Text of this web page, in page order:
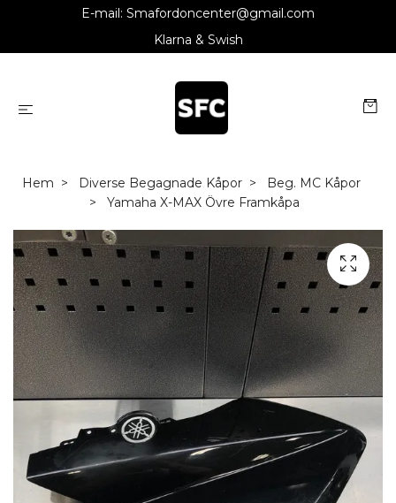
E-mail: Smafordoncenter@gmail.com
Klarna & Swish
Hem Diverse Begagnade Kåpor
Beg. MC Kåpor
Yamaha X-MAX Övre Framkåpa